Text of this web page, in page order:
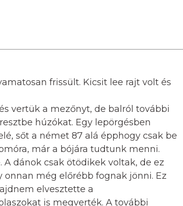
frissült. Kicsit lee rajt volt és
vertük a mezőnyt, de balról további
húzókat. Egy lepörgésben
sőt a német 87 alá épphogy csak be
már a bójára tudtunk menni.
dánok csak ötödikek voltak, de ez
még előrébb fognak jönni. Ez
elvesztette a
is megverték. A további